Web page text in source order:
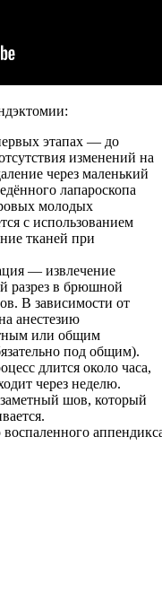
этапах — до
изменений на
через маленький
лапароскопа
молодых
с использованием
тканей при
— извлечение
разрез в брюшной
В зависимости от
анестезию
или общим
под общим).
длится около часа,
через неделю.
шов, который